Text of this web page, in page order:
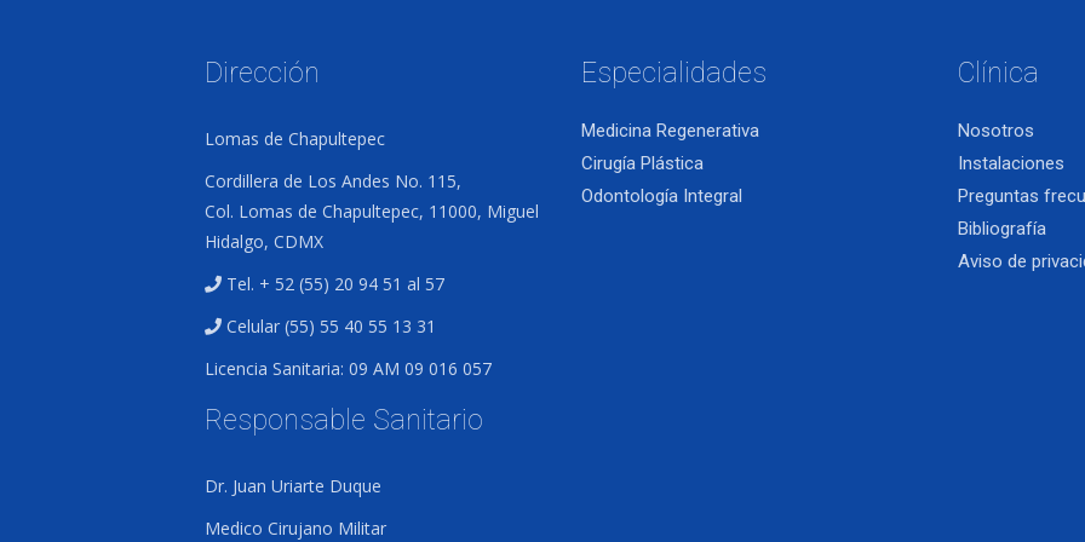
Dirección
Lomas de Chapultepec
Cordillera de Los Andes No. 115,
Col. Lomas de Chapultepec, 11000, Miguel
Hidalgo, CDMX
Tel. + 52 (55) 20 94 51 al 57
Celular (55) 55 40 55 13 31
Licencia Sanitaria: 09 AM 09 016 057
Responsable Sanitario
Dr. Juan Uriarte Duque
Medico Cirujano Militar
Especialidades
Medicina Regenerativa
Cirugía Plástica
Odontología Integral
Clínica
Nosotros
Instalaciones
Preguntas
Bibliografía
Aviso de